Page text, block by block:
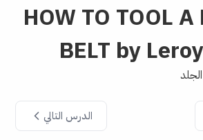
HOW TO TOOL A
BELT by
الدرس التالي